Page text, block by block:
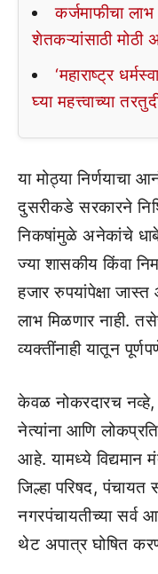
कर्जमाफीचा
शेतकऱ्यांसाठी मोठी
‘महाराष्ट्र
घ्या महत्त्वाच्या
या मोठ्या निर्णयाचा
दुसरीकडे सरकारने
निकषांमुळे अनेकांचे
ज्या शासकीय किंवा
हजार रुपयांपेक्षा
लाभ मिळणार नाही.
व्यक्तींनाही यातून
केवळ नोकरदारच नव्हे,
नेत्यांना आणि
आहे. यामध्ये विद्यमान
जिल्हा परिषद, पंचायत
नगरपंचायतीच्या सर्व
थेट अपात्र घोषित